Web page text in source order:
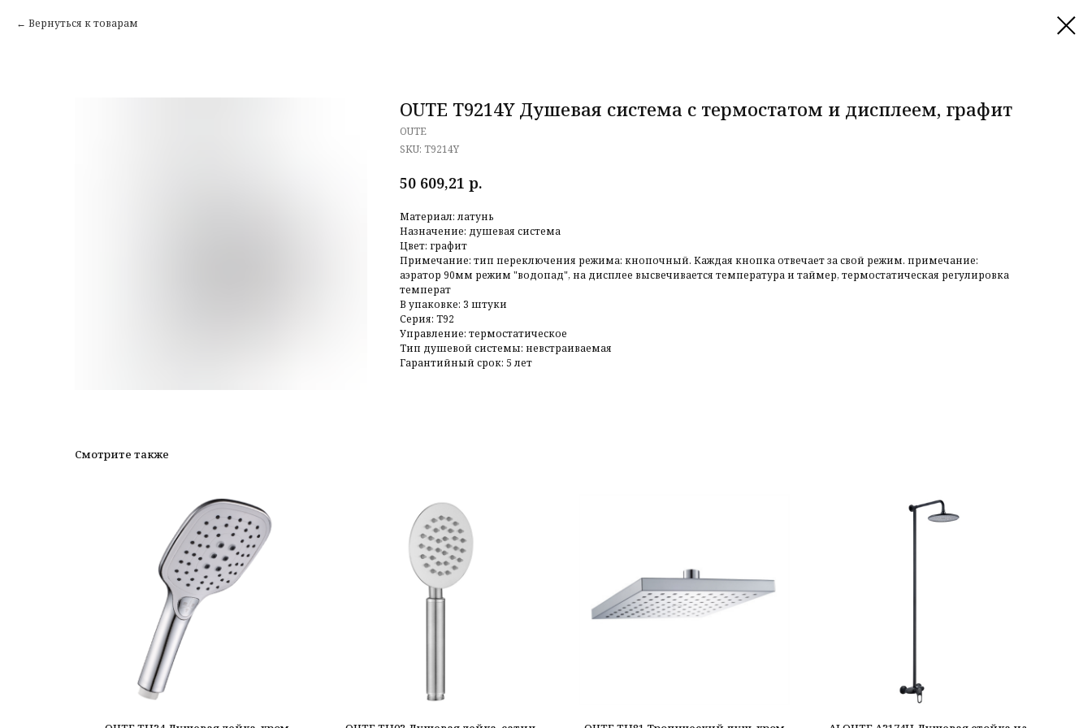
Вернуться к товарам
OUTE T9214Y Душевая система с термостатом и дисплеем, графит
OUTE
SKU: T9214Y
50 609,21 р.
Материал: латунь
Назначение: душевая система
Цвет: графит
Примечание: тип переключения режима: кнопочный. Каждая кнопка отвечает за свой режим. примечание:
аэратор 90мм режим "водопад", на дисплее высвечивается температура и таймер, термостатическая регулировка
температ
В упаковке: 3 штуки
Серия: T92
Управление: термостатическое
Тип душевой системы: невстраиваемая
Гарантийный срок: 5 лет
Смотрите также